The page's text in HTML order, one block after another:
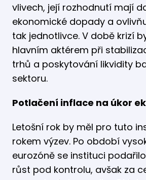
vlivech, její rozhodnutí mají
ekonomické dopady a
tak jednotlivce. V době krizí
hlavním aktérem při
trhů a poskytování likvidity
sektoru.
Potlačení inflace na úkor
Letošní rok by měl pro tuto
rokem výzev. Po období
eurozóně se instituci
růst pod kontrolu, avšak za